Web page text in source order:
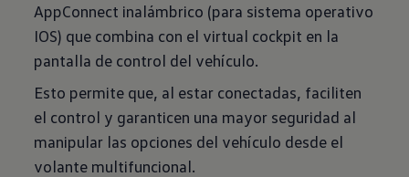
AppConnect inalámbrico (para sistema operativo
IOS) que combina con el virtual cockpit en la
pantalla de control del vehículo.
Esto permite que, al estar conectadas, faciliten
el control y garanticen una mayor seguridad al
manipular las opciones del vehículo desde el
volante multifuncional.